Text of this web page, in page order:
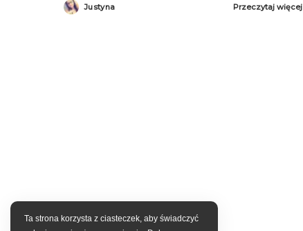
Posted
by
Justyna Przeczytaj więcej
Ta strona korzysta z ciasteczek, aby świadczyć